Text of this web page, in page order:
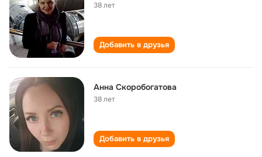
38 лет
Добавить в друзья
Анна Скоробогатова
38 лет
Добавить в друзья